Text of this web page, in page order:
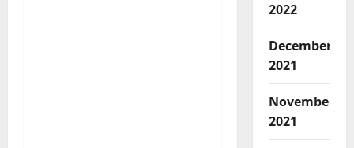
2022
December
2021
November
2021